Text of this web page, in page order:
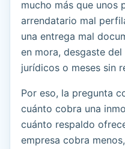
mucho más que unos
arrendatario mal
una entrega mal
en mora, desgaste
jurídicos o meses sin
Por eso, la pregunta
cuánto cobra una
cuánto respaldo
empresa cobra